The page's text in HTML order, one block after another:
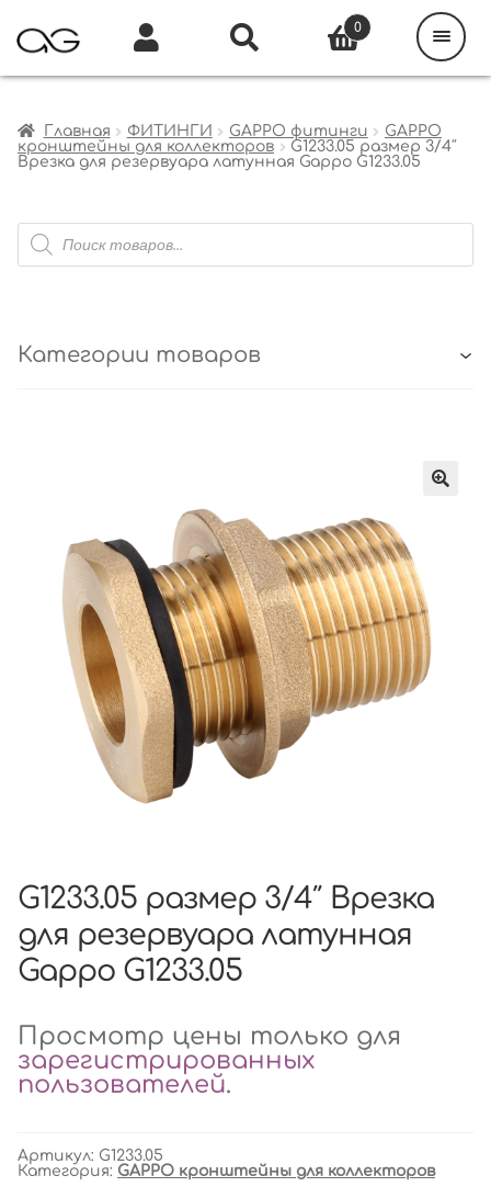
Главная ФИТИНГИ GAPPO фитинги
GAPPO
кронштейны для коллекторов
G1233.05 размер 3/4″
Врезка для резервуара латунная Gappo G1233.05
Поиск
товаров
Категории товаров
G1233.05 размер 3/4″ Врезка
для резервуара латунная
Gappo G1233.05
Просмотр цены только для
зарегистрированных
пользователей.
Артикул: G1233.05
Категория: GAPPO кронштейны для коллекторов
0